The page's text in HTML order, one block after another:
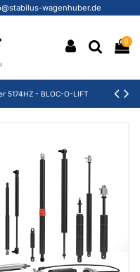
wagenhuber.de
0
5174HZ - BLOC-O-LIFT